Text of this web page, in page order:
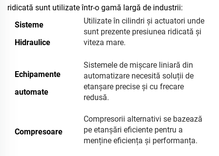
ridicată sunt utilizate într-o gamă largă de industrii:
Sisteme
Hidraulice
Utilizate în cilindri și actuatori unde
sunt prezente presiunea ridicată și
viteza mare.
Echipamente
automate
Sistemele de mișcare liniară din
automatizare necesită soluții de
etanșare precise și cu frecare
redusă.
Compresoare
Compresorii alternativi se bazează
pe etanșări eficiente pentru a
menține eficiența și performanța.